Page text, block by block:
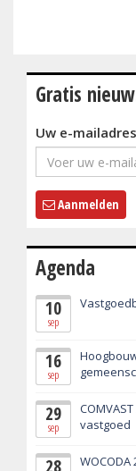
Gratis
Uw e-
Aanmelden
Agenda
10
sep
16
sep
29
sep
vastgoed